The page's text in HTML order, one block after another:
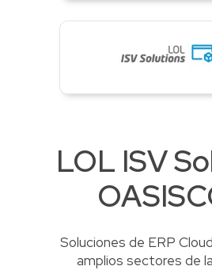
LOL ISV
Soluciones de ERP
amplios sectores de